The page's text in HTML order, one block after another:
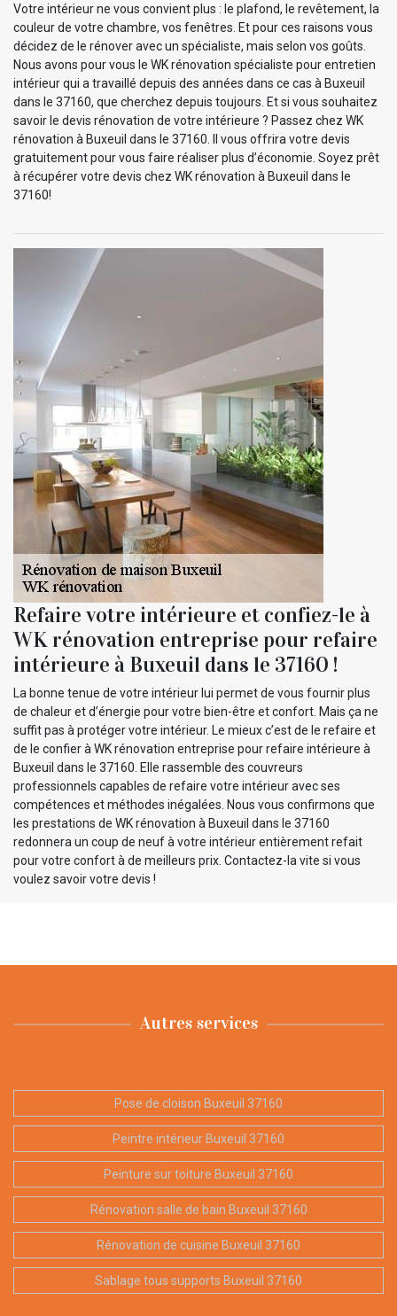
Votre intérieur ne vous convient plus : le plafond, le revêtement, la
couleur de votre chambre, vos fenêtres. Et pour ces raisons vous
décidez de le rénover avec un spécialiste, mais selon vos goûts.
Nous avons pour vous le WK rénovation spécialiste pour entretien
intérieur qui a travaillé depuis des années dans ce cas à Buxeuil
dans le 37160, que cherchez depuis toujours. Et si vous souhaitez
savoir le devis rénovation de votre intérieure ? Passez chez WK
rénovation à Buxeuil dans le 37160. Il vous offrira votre devis
gratuitement pour vous faire réaliser plus d’économie. Soyez prêt
à récupérer votre devis chez WK rénovation à Buxeuil dans le
37160!
Refaire votre intérieure et confiez-le à
WK rénovation entreprise pour refaire
intérieure à Buxeuil dans le 37160 !
La bonne tenue de votre intérieur lui permet de vous fournir plus
de chaleur et d’énergie pour votre bien-être et confort. Mais ça ne
suffit pas à protéger votre intérieur. Le mieux c’est de le refaire et
de le confier à WK rénovation entreprise pour refaire intérieure à
Buxeuil dans le 37160. Elle rassemble des couvreurs
professionnels capables de refaire votre intérieur avec ses
compétences et méthodes inégalées. Nous vous confirmons que
les prestations de WK rénovation à Buxeuil dans le 37160
redonnera un coup de neuf à votre intérieur entièrement refait
pour votre confort à de meilleurs prix. Contactez-la vite si vous
voulez savoir votre devis !
Autres services
Pose de cloison Buxeuil 37160
Peintre intérieur Buxeuil 37160
Peinture sur toiture Buxeuil 37160
Rénovation salle de bain Buxeuil 37160
Rénovation de cuisine Buxeuil 37160
Sablage tous supports Buxeuil 37160